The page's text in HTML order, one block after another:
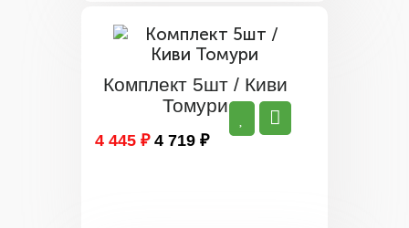
Комплект 5шт / Киви
Томури
4 445 ₽ 4 719 ₽